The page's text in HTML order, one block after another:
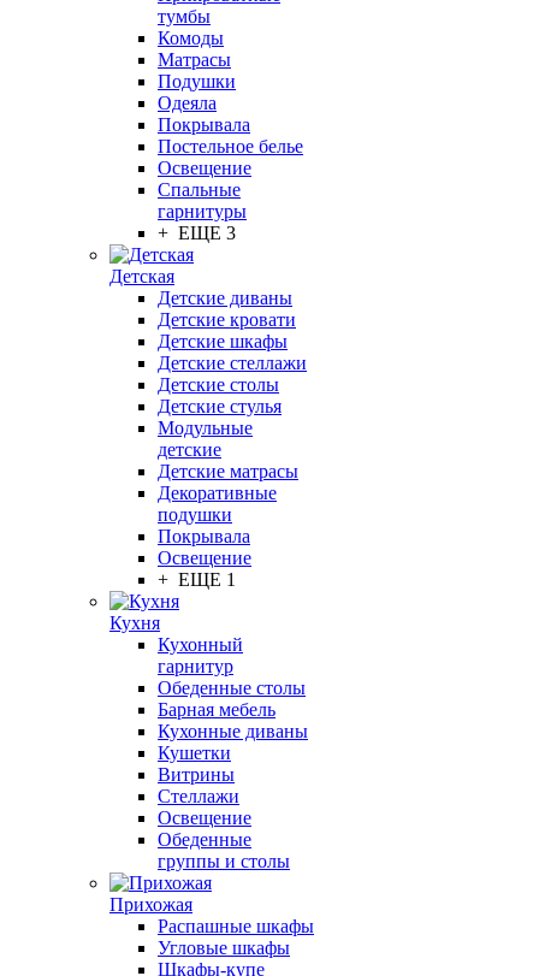
тумбы
Комоды
Матрасы
Подушки
Одеяла
Покрывала
Постельное белье
Освещение
Спальные
гарнитуры
+ ЕЩЕ 3
Детская
Детские диваны
Детские кровати
Детские шкафы
Детские стеллажи
Детские столы
Детские стулья
Модульные
детские
Детские матрасы
Декоративные
подушки
Покрывала
Освещение
+ ЕЩЕ 1
Кухня
Кухонный
гарнитур
Обеденные столы
Барная мебель
Кухонные диваны
Кушетки
Витрины
Стеллажи
Освещение
Обеденные
группы и столы
Прихожая
Распашные шкафы
Угловые шкафы
Шкафы-купе